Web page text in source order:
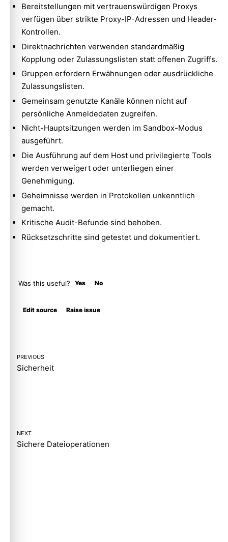
Bereitstellungen mit vertrauenswürdigen Proxys
verfügen über strikte Proxy-IP-Adressen und Header-
Kontrollen.
Direktnachrichten verwenden standardmäßig
Kopplung oder Zulassungslisten statt offenen Zugriffs.
Gruppen erfordern Erwähnungen oder ausdrückliche
Zulassungslisten.
Gemeinsam genutzte Kanäle können nicht auf
persönliche Anmeldedaten zugreifen.
Nicht-Hauptsitzungen werden im Sandbox-Modus
ausgeführt.
Die Ausführung auf dem Host und privilegierte Tools
werden verweigert oder unterliegen einer
Genehmigung.
Geheimnisse werden in Protokollen unkenntlich
gemacht.
Kritische Audit-Befunde sind behoben.
Rücksetzschritte sind getestet und dokumentiert.
Was this useful? Yes No
Edit source Raise issue
PREVIOUS
Sicherheit
NEXT
Sichere Dateioperationen